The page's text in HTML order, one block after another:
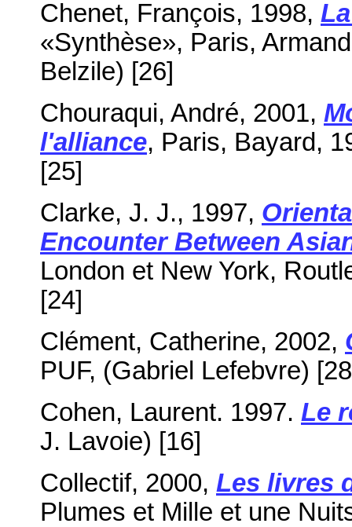
Chenet, François, 1998,
«Synthèse», Paris,
Belzile) [26]
Chouraqui, André, 2001,
l'alliance, Paris, Bayard,
[25]
Clarke, J. J., 1997,
Encounter Between
London et New York,
[24]
Clément, Catherine, 2002,
PUF, (Gabriel Lefebvre)
Cohen, Laurent. 1997. Le
J. Lavoie) [16]
Collectif, 2000, Les livres
Plumes et Mille et une